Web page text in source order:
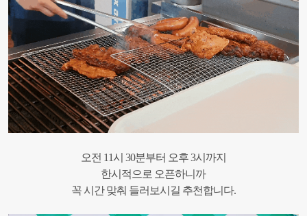
오전 11시 30분부터 오후 3시까지
한시적으로 오픈하니까
꼭 시간 맞춰 들러보시길 추천합니다.